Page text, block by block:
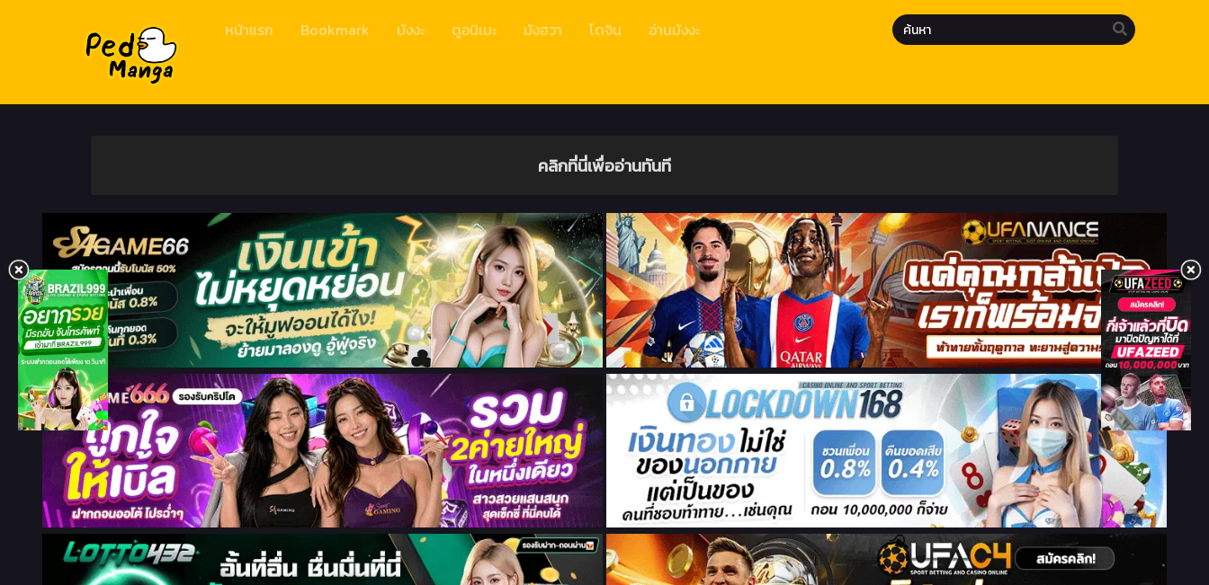
หน้าแรก Bookmark มังงะ ดูอนิเมะ มังฮวา โดจิน อ่านมังงะ
คลิกที่นี่เพื่ออ่านทันที